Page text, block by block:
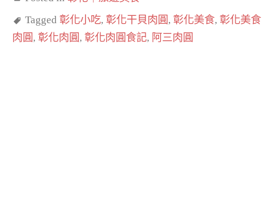
Tagged 彰化小吃, 彰化干貝肉圓 , 彰化美食, 彰化美食
肉圓 , 彰化肉圓 , 彰化肉圓食記, 阿三肉圓